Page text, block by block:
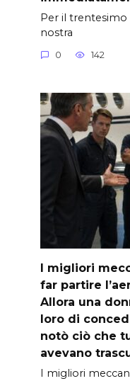
Per il
nostra
0 142
I migliori
far partire
Allora una
loro di
notò ciò che
avevano
I migliori